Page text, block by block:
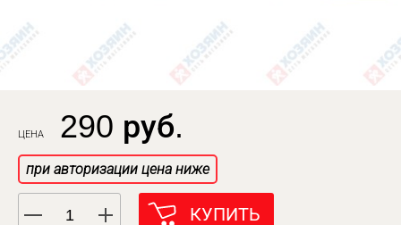
ЦЕНА 290 руб.
при авторизации цена ниже
КУПИТЬ